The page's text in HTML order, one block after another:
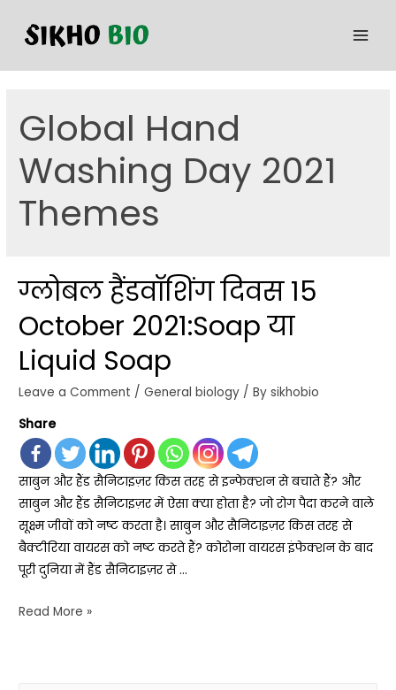
Global Hand
Washing Day 2021
Themes
ग्लोबल हैंडवॉशिंग दिवस 15
October 2021:Soap या
Liquid Soap
Leave a Comment /General biology / Bysikhobio
Share
साबुन और हैंड सैनिटाइज़र किस तरह से इन्फेक्शन से बचाते हैं? और
साबुन और हैंड सैनिटाइज़र में ऐसा क्या होता है? जो रोग पैदा करने वाले
सूक्ष्म जीवों को नष्ट करता है। साबुन और सैनिटाइज़र किस तरह से
बैक्टीरिया वायरस को नष्ट करते हैं? कोरोना वायरस इंफेक्शन के बाद
पूरी दुनिया में हैंड सैनिटाइज़र से …
Read More »